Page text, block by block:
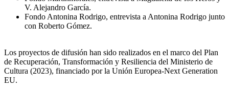
V. Alejandro García.
Fondo Antonina Rodrigo, entrevista a Antonina Rodrigo junto
con Roberto Gómez.
Los proyectos de difusión han sido realizados en el marco del Plan
de Recuperación, Transformación y Resiliencia del Ministerio de
Cultura (2023), financiado por la Unión Europea-Next Generation
EU.